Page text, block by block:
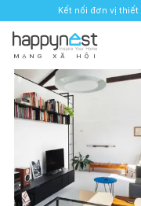
Kết nối đơn vị
M Ạ N G X Ã H Ộ I